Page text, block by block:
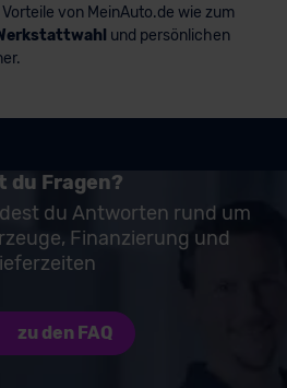
von MeinAuto.de wie zum
und persönlichen
du Fragen?
du Antworten rund um
Finanzierung und
zu den FAQ